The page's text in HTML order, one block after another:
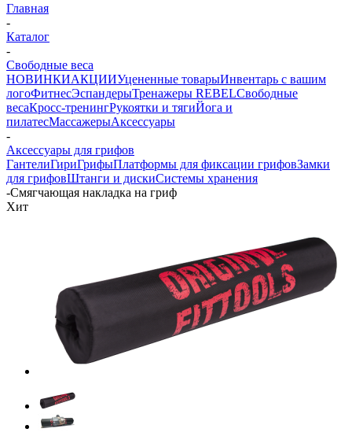
Главная
-
Каталог
-
Свободные веса
НОВИНКИАКЦИИУцененные товарыИнвентарь с вашим
логоФитнесЭспандерыТренажеры REBELСвободные
весаКросс-тренингРукоятки и тягиЙога и
пилатесМассажерыАксессуары
-
Аксессуары для грифов
ГантелиГириГрифыПлатформы для фиксации грифовЗамки
для грифовШтанги и дискиСистемы хранения
-Смягчающая накладка на гриф
Хит